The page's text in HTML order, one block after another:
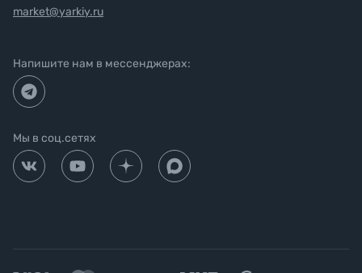
market@yarkiy.ru
Напишите нам в мессенджерах:
Мы в соц.сетях